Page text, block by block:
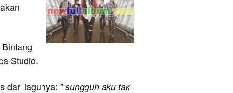
Studio.
dari lagunya: " sungguh aku tak